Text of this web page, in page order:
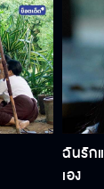
ฉันรัก
เอง